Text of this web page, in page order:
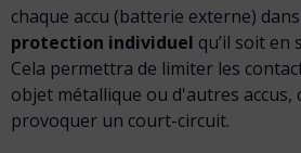
chaque accu (batterie externe) dans
protection individuel qu’il soit en
Cela permettra de limiter les
objet métallique ou d'autres accus,
provoquer un court-circuit.